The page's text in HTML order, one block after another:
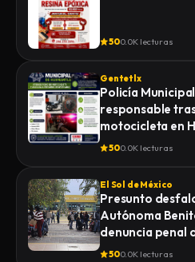
500.0K lecturas
Gentetlx
Policía
responsable
motocicleta en
500.0K lecturas
El Sol de México
Presunto
Autónoma
denuncia penal
500.0K lecturas